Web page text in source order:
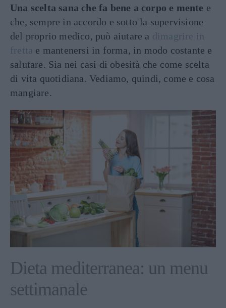
Una scelta sana che fa bene a corpo e mente e
che, sempre in accordo e sotto la supervisione
del proprio medico, può aiutare a dimagrire in
fretta e mantenersi in forma, in modo costante e
salutare. Sia nei casi di obesità che come scelta
di vita quotidiana. Vediamo, quindi, come e cosa
mangiare.
Dieta mediterranea: un menu
settimanale